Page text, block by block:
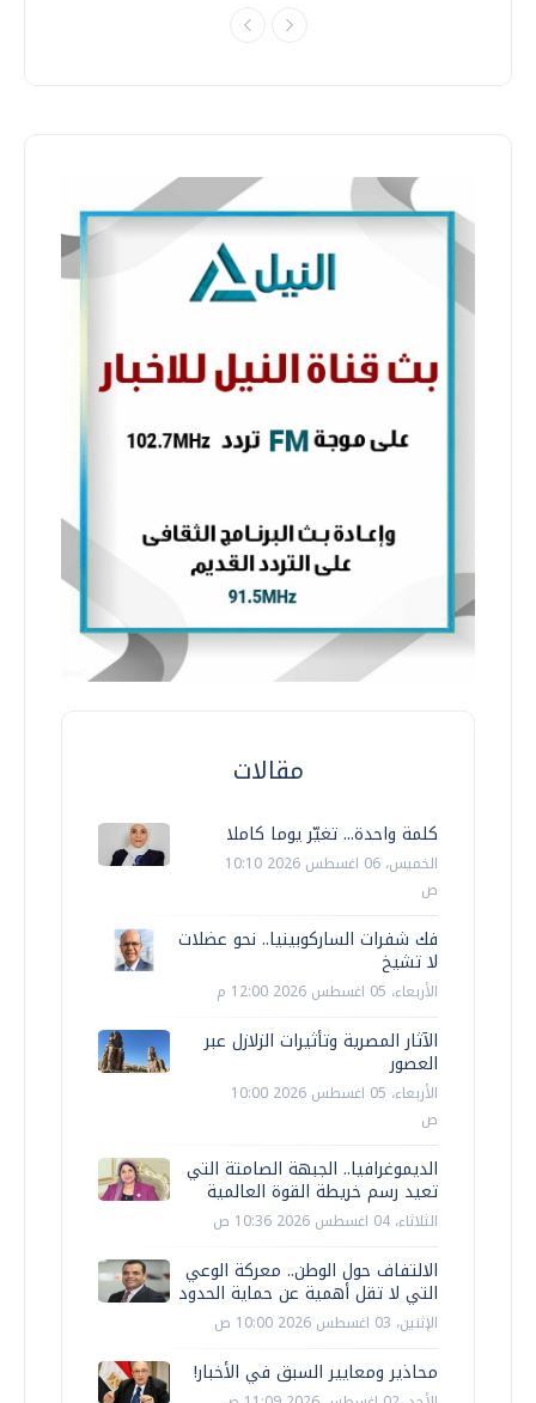
مقالات
كلمة واحدة... تغيّر يوما كاملا
الخميس، 06 اغسطس 2026 10:10
ص
فك شفرات الساركوبينيا.. نحو عضلات
لا تشيخ
الأربعاء، 05 اغسطس 2026 12:00 م
الآثار المصرية وتأثيرات الزلازل عبر
العصور
الأربعاء، 05 اغسطس 2026 10:00
ص
الديموغرافيا.. الجبهة الصامتة التي
تعيد رسم خريطة القوة العالمية
الثلاثاء، 04 اغسطس 2026 10:36 ص
الالتفاف حول الوطن.. معركة الوعي
التي لا تقل أهمية عن حماية الحدود
الإثنين، 03 اغسطس 2026 10:00 ص
محاذير ومعايير السبق في الأخبار!